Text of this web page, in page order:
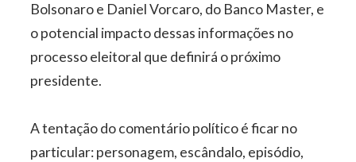
Bolsonaro e Daniel Vorcaro, do Banco Master, e
o potencial impacto dessas informações no
processo eleitoral que definirá o próximo
presidente.
A tentação do comentário político é ficar no
particular: personagem, escândalo, episódio,